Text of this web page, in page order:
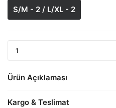
S/M - 2 / L/XL - 2
Ürün Açıklaması
Kargo & Teslimat